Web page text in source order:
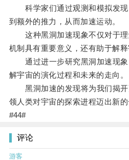
科学家们通过观测和模拟发现
到额外的推力，从而加速运动。
这种黑洞加速现象不仅对于理
机制具有重要意义，还有助于解
通过进一步研究黑洞加速现象
解宇宙的演化过程和未来的走向。
黑洞加速的发现将为我们揭开
领人类对宇宙的探索进程迈出新的
#44#
评论
游客